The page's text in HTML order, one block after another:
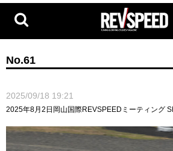
No.61
2025/09/18 19:21
2025年8月2日岡山国際REVSPEEDミーティング